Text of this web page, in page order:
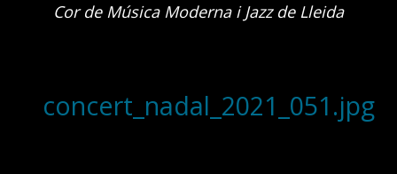
Cor de Música Moderna i Jazz de Lleida
concert_nadal_2021_051.jpg